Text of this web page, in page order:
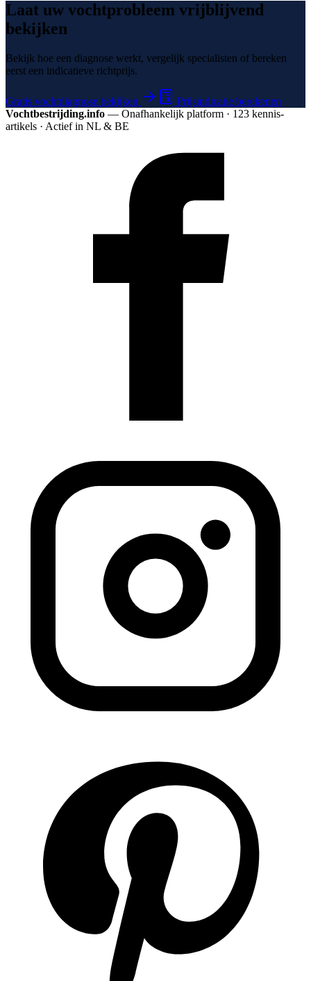
Laat uw vochtprobleem vrijblijvend
bekijken
Bekijk hoe een diagnose werkt, vergelijk specialisten of bereken
eerst een indicatieve richtprijs.
Gratis vochtdiagnose bekijken
Prijsindicatie berekenen
Vochtbestrijding.info — Onafhankelijk platform · 123 kennis­
artikels · Actief in NL & BE